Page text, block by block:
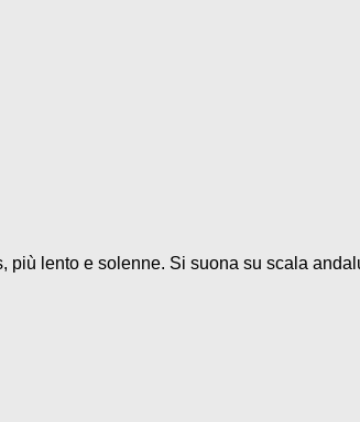
lento e solenne. Si suona su scala